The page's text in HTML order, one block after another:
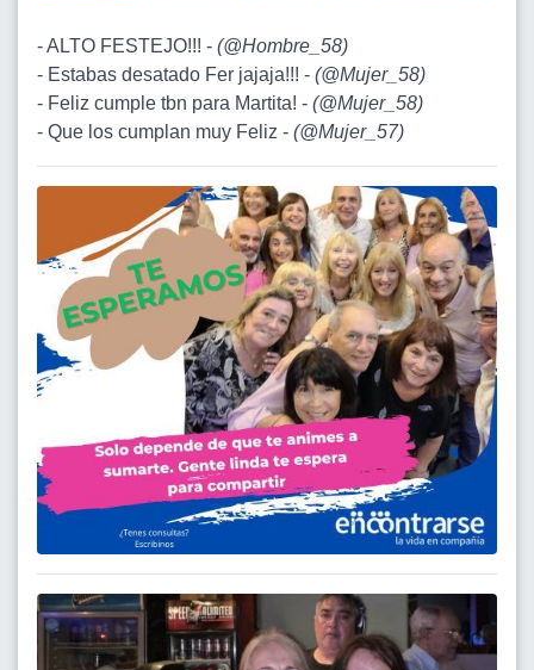
- ALTO FESTEJO!!! - (@Hombre_58)
- Estabas desatado Fer jajaja!!! - (@Mujer_58)
- Feliz cumple tbn para Martita! - (@Mujer_58)
- Que los cumplan muy Feliz - (@Mujer_57)